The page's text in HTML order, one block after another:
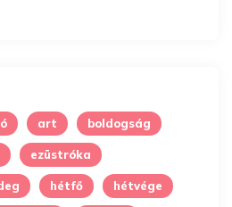
art boldogság
ezüstróka
hétfő hétvége